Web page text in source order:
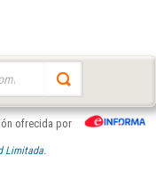
ofrecida por
Limitada.